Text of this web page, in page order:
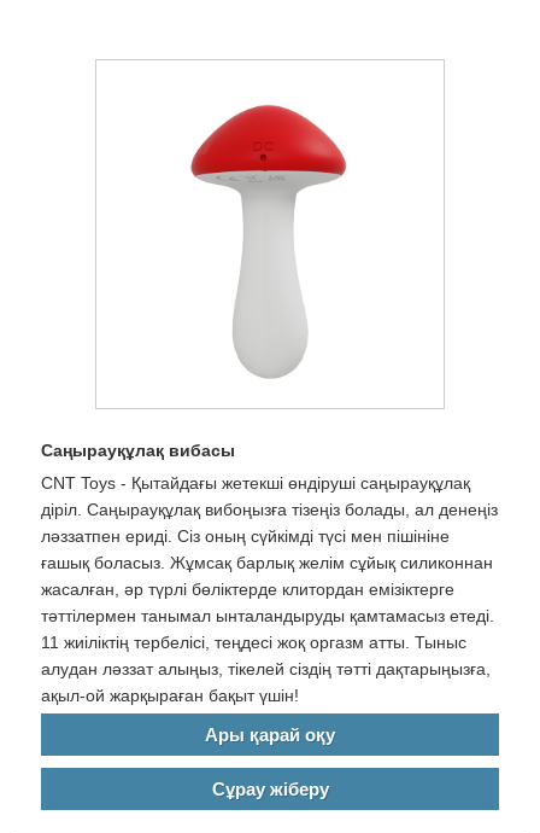
Саңырауқұлақ вибасы
CNT Toys - Қытайдағы жетекші өндіруші саңырауқұлақ
діріл. Саңырауқұлақ вибоңызға тізеңіз болады, ал денеңіз
ләззатпен ериді. Сіз оның сүйкімді түсі мен пішініне
ғашық боласыз. Жұмсақ барлық желім сұйық силиконнан
жасалған, әр түрлі бөліктерде клитордан емізіктерге
тәттілермен танымал ынталандыруды қамтамасыз етеді.
11 жиіліктің тербелісі, теңдесі жоқ оргазм атты. Тыныс
алудан ләззат алыңыз, тікелей сіздің тәтті дақтарыңызға,
ақыл-ой жарқыраған бақыт үшін!
Ары қарай оқу
Сұрау жіберу